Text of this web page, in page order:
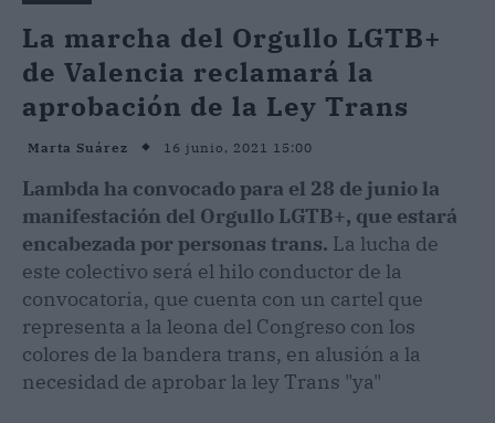
La marcha del Orgullo LGTB+
de Valencia reclamará la
aprobación de la Ley Trans
Marta Suárez 16 junio, 2021 15:00
Lambda ha convocado para el 28 de junio la
manifestación del Orgullo LGTB+, que estará
encabezada por personas trans. La lucha de
este colectivo será el hilo conductor de la
convocatoria, que cuenta con un cartel que
representa a la leona del Congreso con los
colores de la bandera trans, en alusión a la
necesidad de aprobar la ley Trans "ya"